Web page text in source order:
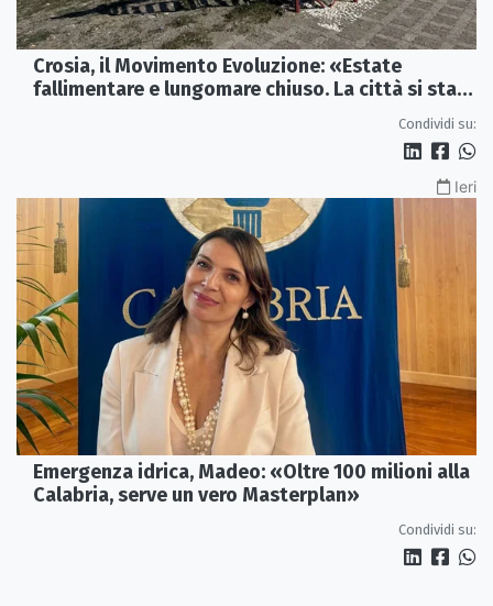
Crosia, il Movimento Evoluzione: «Estate
fallimentare e lungomare chiuso. La città si sta
Condividi su:
Ieri
Emergenza idrica, Madeo: «Oltre 100 milioni alla
Calabria, serve un vero Masterplan»
Condividi su: